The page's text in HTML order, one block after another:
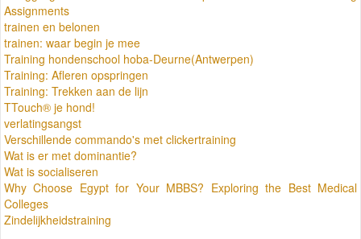
Assignments
trainen en belonen
trainen: waar begin je mee
Training hondenschool hoba-Deurne(Antwerpen)
Training: Afleren opspringen
Training: Trekken aan de lijn
TTouch® je hond!
verlatingsangst
Verschillende commando's met clickertraining
Wat is er met dominantie?
Wat is socialiseren
Why Choose Egypt for Your MBBS? Exploring the Best Medical
Colleges
Zindelijkheidstraining